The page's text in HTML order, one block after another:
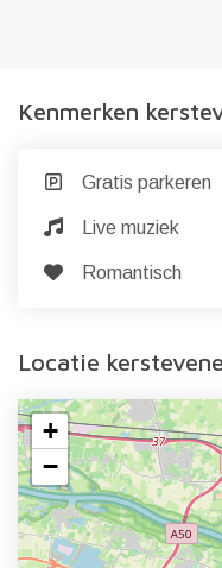
Kenmerken
Gratis parkeren
Live muziek
Romantisch
Locatie
+
−